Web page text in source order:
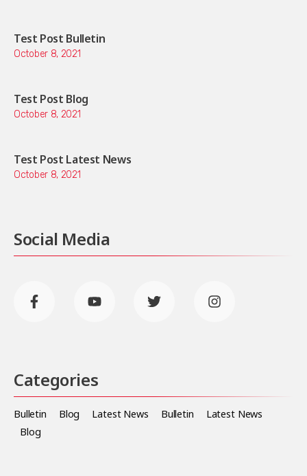
Test Post Bulletin
October 8, 2021
Test Post Blog
October 8, 2021
Test Post Latest News
October 8, 2021
Social Media
Categories
Bulletin Blog Latest News Bulletin
Latest News
Blog